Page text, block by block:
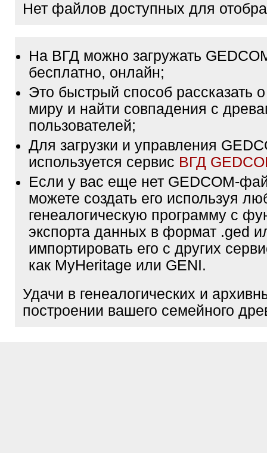
Нет файлов доступных для
На ВГД можно загружать
бесплатно, онлайн;
Это быстрый способ рассказать
миру и найти совпадения с
пользователей;
Для загрузки и управления
используется сервис ВГД
Если у вас еще нет GEDCOM-
можете создать его используя
генеалогическую программу с
экспорта данных в формат .ged
импортировать его с других
как MyHeritage или GENI.
Удачи в генеалогических и
построении вашего семейного